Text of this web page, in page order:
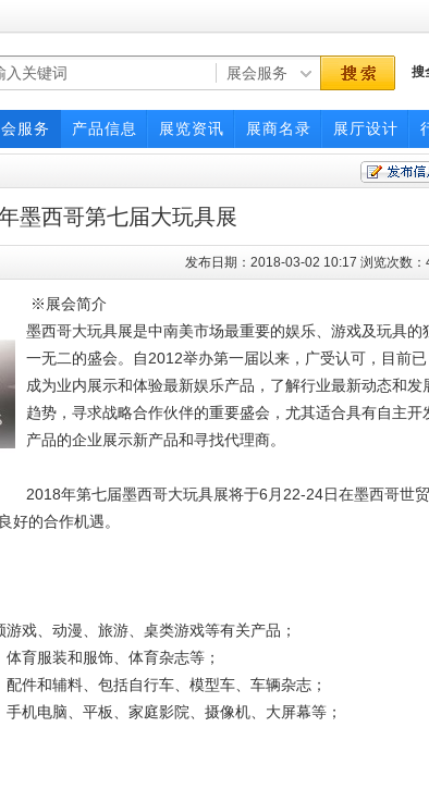
搜
服务 产品信息 展览资讯 展商名录 展厅设计
墨西哥第七届大玩具展
发布日期：2018-03-02 10:17 浏览次数：
※展会简介
墨西哥大玩具展是中南美市场最重要的娱乐、游戏及玩具的
一无二的盛会。自2012举办第一届以来，广受认可，目前已
成为业内展示和体验最新娱乐产品，了解行业最新动态和发
趋势，寻求战略合作伙伴的重要盛会，尤其适合具有自主开
产品的企业展示新产品和寻找代理商。
2018年第七届墨西哥大玩具展将于6月22-24日在墨西哥世贸
好的合作机遇。
戏、动漫、旅游、桌类游戏等有关产品；
育服装和服饰、体育杂志等；
件和辅料、包括自行车、模型车、车辆杂志；
机电脑、平板、家庭影院、摄像机、大屏幕等；